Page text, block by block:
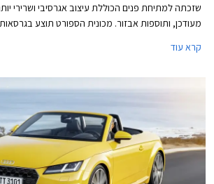
שזכתה למתיחת פנים הכוללת עיצוב אגרסיבי ושרירי
מעודכן, ותוספות אבזור. מכונית הספורט תוצע
קרא עוד